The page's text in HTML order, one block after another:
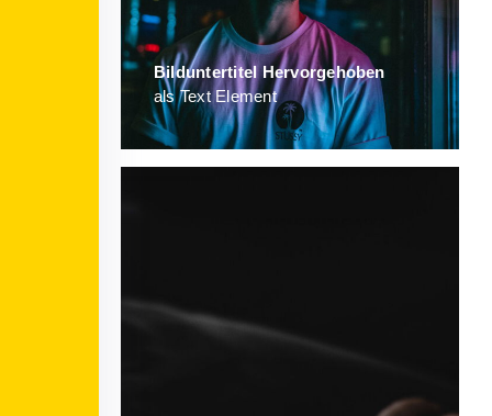
Bild­unter­titel Hervorgehoben
als Text Element